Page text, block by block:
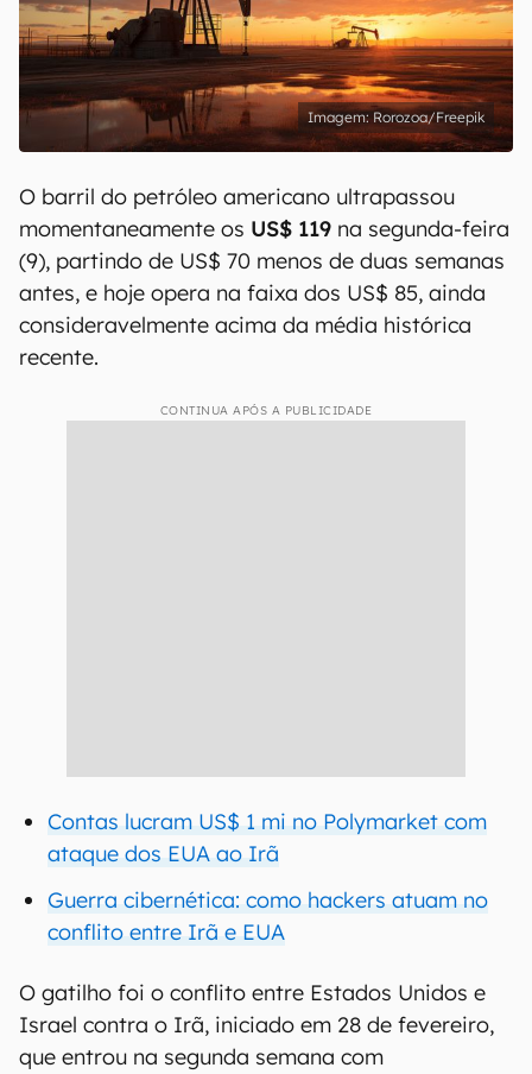
Rorozoa/Freepik
O barril do petróleo americano ultrapassou
momentaneamente os US$ 119 na segunda-feira
(9), partindo de US$ 70 menos de duas semanas
antes, e hoje opera na faixa dos US$ 85, ainda
consideravelmente acima da média histórica
recente.
CONTINUA APÓS A PUBLICIDADE
Contas lucram US$ 1 mi no Polymarket com
ataque dos EUA ao Irã
Guerra cibernética: como hackers atuam no
conflito entre Irã e EUA
O gatilho foi o conflito entre Estados Unidos e
Israel contra o Irã, iniciado em 28 de fevereiro,
que entrou na segunda semana com